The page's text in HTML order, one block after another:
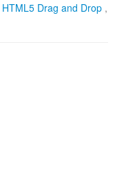
HTML5 Drag and Drop ,